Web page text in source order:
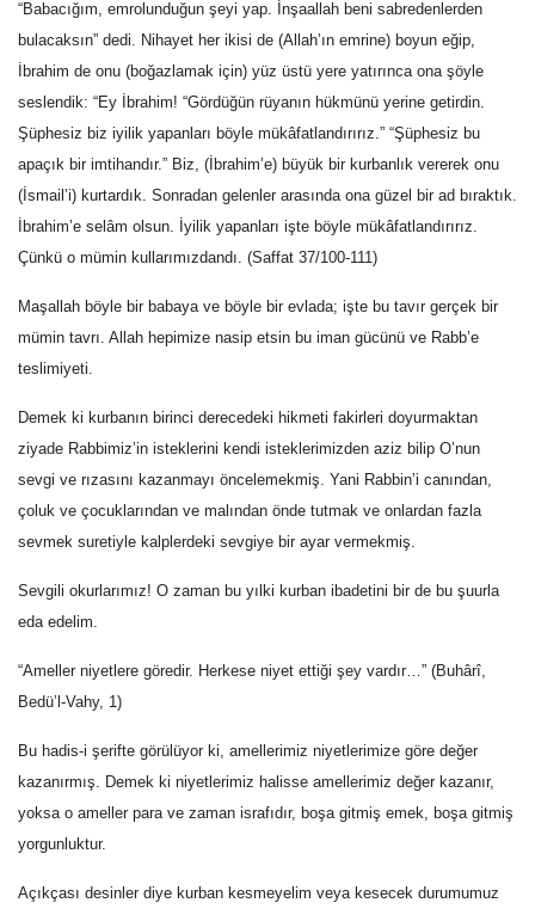
“Babacığım, emrolunduğun şeyi yap. İnşaallah beni sabredenlerden
bulacaksın” dedi. Nihayet her ikisi de (Allah’ın emrine) boyun eğip,
İbrahim de onu (boğazlamak için) yüz üstü yere yatırınca ona şöyle
seslendik: “Ey İbrahim! “Gördüğün rüyanın hükmünü yerine getirdin.
Şüphesiz biz iyilik yapanları böyle mükâfatlandırırız.” “Şüphesiz bu
apaçık bir imtihandır.” Biz, (İbrahim’e) büyük bir kurbanlık vererek onu
(İsmail’i) kurtardık. Sonradan gelenler arasında ona güzel bir ad bıraktık.
İbrahim’e selâm olsun. İyilik yapanları işte böyle mükâfatlandırırız.
Çünkü o mümin kullarımızdandı. (Saffat 37/100-111)
Maşallah böyle bir babaya ve böyle bir evlada; işte bu tavır gerçek bir
mümin tavrı. Allah hepimize nasip etsin bu iman gücünü ve Rabb’e
teslimiyeti.
Demek ki kurbanın birinci derecedeki hikmeti fakirleri doyurmaktan
ziyade Rabbimiz’in isteklerini kendi isteklerimizden aziz bilip O’nun
sevgi ve rızasını kazanmayı öncelemekmiş. Yani Rabbin’i canından,
çoluk ve çocuklarından ve malından önde tutmak ve onlardan fazla
sevmek suretiyle kalplerdeki sevgiye bir ayar vermekmiş.
Sevgili okurlarımız! O zaman bu yılki kurban ibadetini bir de bu şuurla
eda edelim.
“Ameller niyetlere göredir. Herkese niyet ettiği şey vardır…” (Buhârî,
Bedü’l-Vahy, 1)
Bu hadis-i şerifte görülüyor ki, amellerimiz niyetlerimize göre değer
kazanırmış. Demek ki niyetlerimiz halisse amellerimiz değer kazanır,
yoksa o ameller para ve zaman israfıdır, boşa gitmiş emek, boşa gitmiş
yorgunluktur.
Açıkçası desinler diye kurban kesmeyelim veya kesecek durumumuz